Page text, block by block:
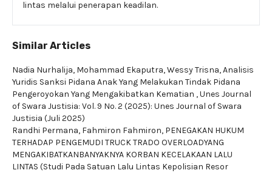
lintas melalui penerapan keadilan.
Similar Articles
Nadia Nurhalija, Mohammad Ekaputra, Wessy Trisna,Analisis
Yuridis Sanksi Pidana Anak Yang Melakukan Tindak Pidana
Pengeroyokan Yang Mengakibatkan Kematian ,Unes Journal
of Swara Justisia: Vol. 9 No. 2 (2025): Unes Journal of Swara
Justisia (Juli 2025)
Randhi Permana, Fahmiron Fahmiron, PENEGAKAN HUKUM
TERHADAP PENGEMUDI TRUCK TRADO OVERLOADYANG
MENGAKIBATKANBANYAKNYA KORBAN KECELAKAAN LALU
LINTAS (Studi Pada Satuan Lalu Lintas Kepolisian Resor